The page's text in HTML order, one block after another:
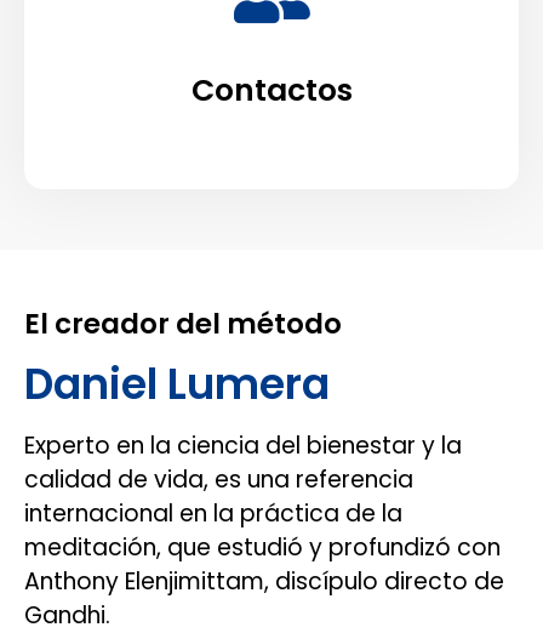
Contactos
El creador del método
Daniel Lumera
Experto en la ciencia del bienestar y la
calidad de vida, es una referencia
internacional en la práctica de la
meditación, que estudió y profundizó con
Anthony Elenjimittam, discípulo directo de
Gandhi.